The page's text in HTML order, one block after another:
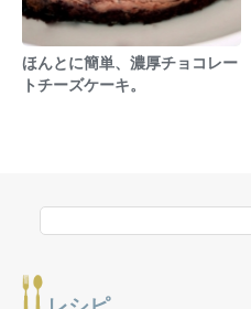
ほんとに簡単、濃厚チョコレー
トチーズケーキ。